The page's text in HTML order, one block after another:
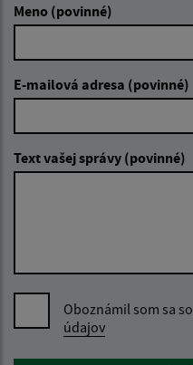
Meno (povinné)
E-mailová adresa (povinné)
Text vašej správy (povinné)
Oboznámil som sa so
údajov